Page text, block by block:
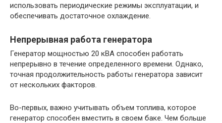
использовать периодические режимы эксплуатации, и
обеспечивать достаточное охлаждение.
Непрерывная работа генератора
Генератор мощностью 20 кВА способен работать
непрерывно в течение определенного времени. Однако,
точная продолжительность работы генератора зависит
от нескольких факторов.
Во-первых, важно учитывать объем топлива, которое
генератор способен вместить в своем баке. Чем больше